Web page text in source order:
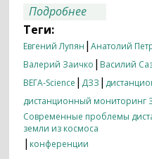
Подробнее
Теги:
Евгений Лупян |Анатолий
Валерий Заичко | Василий
ВЕГА-Science | ДЗЗ |
дистанционный мониторинг
Современные проблемы
земли из космоса
| конференции